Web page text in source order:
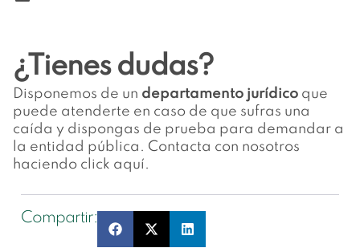
¿Tienes dudas?
Disponemos de un departamento jurídico que
puede atenderte en caso de que sufras una
caída y dispongas de prueba para demandar a
la entidad pública. Contacta con nosotros
haciendo click aquí.
Compartir: